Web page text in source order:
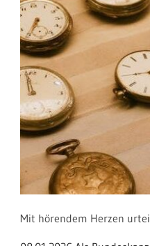
Mit hörendem Herzen